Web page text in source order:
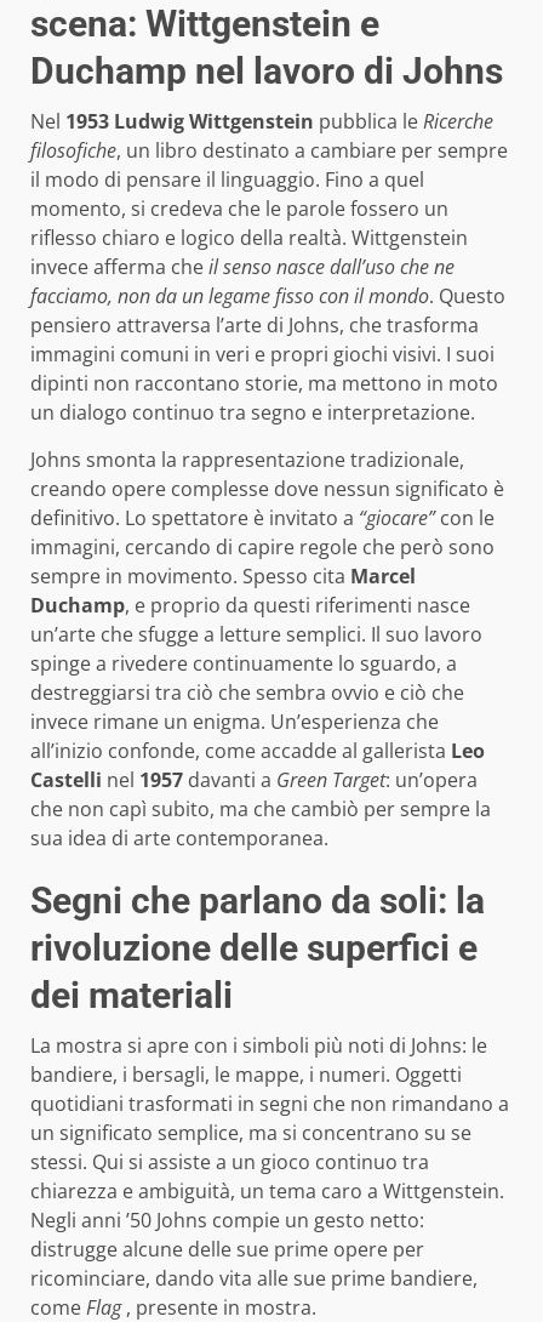
scena: Wittgenstein e
Duchamp nel lavoro di Johns
Nel 1953 Ludwig Wittgenstein pubblica leRicerche
filosofiche, un libro destinato a cambiare per sempre
il modo di pensare il linguaggio. Fino a quel
momento, si credeva che le parole fossero un
riflesso chiaro e logico della realtà. Wittgenstein
invece afferma cheil senso nasce dall’uso che ne
facciamo, non da un legame fisso con il mondo. Questo
pensiero attraversa l’arte di Johns, che trasforma
immagini comuni in veri e propri giochi visivi. I suoi
dipinti non raccontano storie, ma mettono in moto
un dialogo continuo tra segno e interpretazione.
Johns smonta la rappresentazione tradizionale,
creando opere complesse dove nessun significato è
definitivo. Lo spettatore è invitato a “giocare”con le
immagini, cercando di capire regole che però sono
sempre in movimento. Spesso cita Marcel
Duchamp, e proprio da questi riferimenti nasce
un’arte che sfugge a letture semplici. Il suo lavoro
spinge a rivedere continuamente lo sguardo, a
destreggiarsi tra ciò che sembra ovvio e ciò che
invece rimane un enigma. Un’esperienza che
all’inizio confonde, come accadde al gallerista Leo
Castelli nel 1957 davanti a Green Target: un’opera
che non capì subito, ma che cambiò per sempre la
sua idea di arte contemporanea.
Segni che parlano da soli: la
rivoluzione delle superfici e
dei materiali
La mostra si apre con i simboli più noti di Johns: le
bandiere, i bersagli, le mappe, i numeri. Oggetti
quotidiani trasformati in segni che non rimandano a
un significato semplice, ma si concentrano su se
stessi. Qui si assiste a un gioco continuo tra
chiarezza e ambiguità, un tema caro a Wittgenstein.
Negli anni ’50 Johns compie un gesto netto:
distrugge alcune delle sue prime opere per
ricominciare, dando vita alle sue prime bandiere,
comeFlag, presente in mostra.